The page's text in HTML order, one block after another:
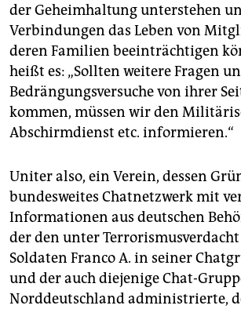
der Geheimhaltung unterstehen
Verbindungen das Leben von
deren Familien beeinträchtigen
heißt es: „Sollten weitere Fragen
Bedrängungsversuche von ihrer
kommen, müssen wir den
Abschirmdienst etc. informieren.“
Uniter also, ein Verein, dessen
bundesweites Chatnetzwerk mit
Informationen aus deutschen
der den unter
Soldaten Franco A. in seiner
und der auch diejenige Chat-
Norddeutschland administrierte,